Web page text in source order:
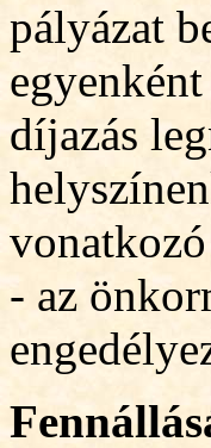
pályázat
díjazás
- az